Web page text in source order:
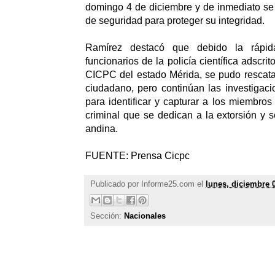
domingo 4 de diciembre y de inmediato
de seguridad para proteger su integridad.
Ramírez destacó que debido la
funcionarios de la policía científica
CICPC del estado Mérida, se pudo
ciudadano, pero continúan las
para identificar y capturar a los
criminal que se dedican a la extorsión y
andina.
FUENTE: Prensa Cicpc
Publicado por Informe25.com el lunes, diciembre
Sección: Nacionales